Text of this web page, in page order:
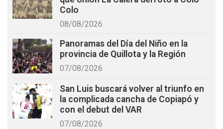
Colo
08/08/2026
Panoramas del Día del Niño en la
provincia de Quillota y la Región
07/08/2026
San Luis buscará volver al triunfo en
la complicada cancha de Copiapó y
con el debut del VAR
07/08/2026